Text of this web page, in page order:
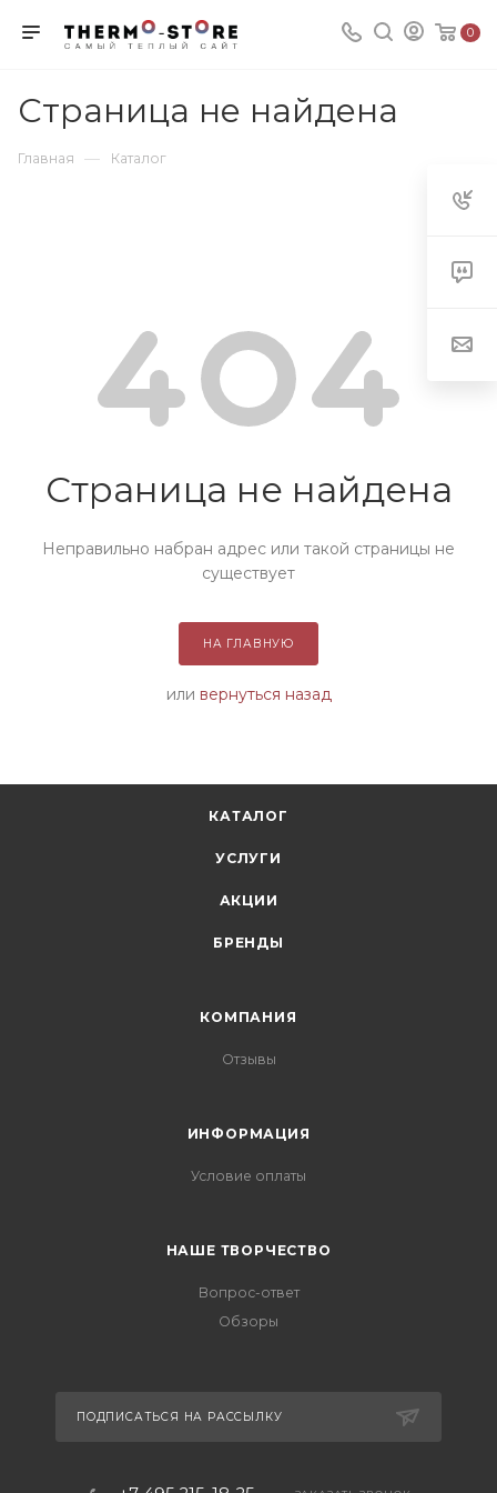
0
Страница не найдена
Главная — Каталог
Страница не найдена
Неправильно набран адрес или такой страницы не
существует
НА ГЛАВНУЮ
или вернуться назад
КАТАЛОГ
УСЛУГИ
АКЦИИ
БРЕНДЫ
КОМПАНИЯ
Отзывы
ИНФОРМАЦИЯ
Условие оплаты
НАШЕ ТВОРЧЕСТВО
Вопрос-ответ
Обзоры
ПОДПИСАТЬСЯ НА РАССЫЛКУ